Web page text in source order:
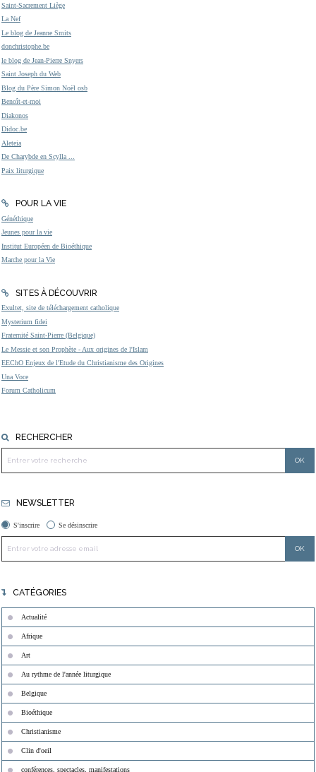
Saint-Sacrement Liège
La Nef
Le blog de Jeanne Smits
donchristophe.be
le blog de Jean-Pierre Snyers
Saint Joseph du Web
Blog du Père Simon Noël osb
Benoît-et-moi
Diakonos
Didoc.be
Aleteia
De Charybde en Scylla ...
Paix liturgique
POUR LA VIE
Généthique
Jeunes pour la vie
Institut Européen de Bioéthique
Marche pour la Vie
SITES À DÉCOUVRIR
Exultet, site de téléchargement catholique
Mysterium fidei
Fraternité Saint-Pierre (Belgique)
Le Messie et son Prophète - Aux origines de l'Islam
EEChO Enjeux de l'Etude du Christianisme des Origines
Una Voce
Forum Catholicum
RECHERCHER
NEWSLETTER
S'inscrire Se désinscrire
CATÉGORIES
Actualité
Afrique
Art
Au rythme de l'année liturgique
Belgique
Bioéthique
Christianisme
Clin d'oeil
conférences, spectacles, manifestations